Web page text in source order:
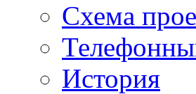
Схема
История